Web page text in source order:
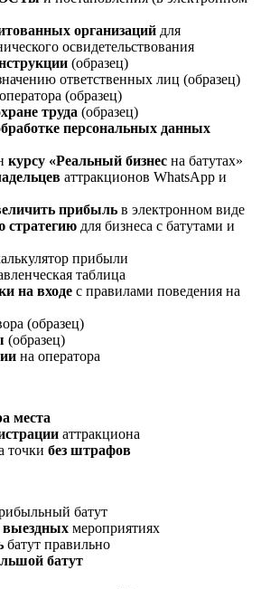
организаций для
освидетельствования
(образец)
ответственных лиц (образец)
оператора (образец)
труда (образец)
персональных данных
курсу «Реальный бизнес на батутах»
аттракционов WhatsApp и
прибыль в электронном виде
стратегию для бизнеса с батутами и
прибыли
таблица
на входе с правилами поведения на
(образец)
(образец)
на оператора
места
аттракциона
точки без штрафов
батут
выездных мероприятиях
батут правильно
батут